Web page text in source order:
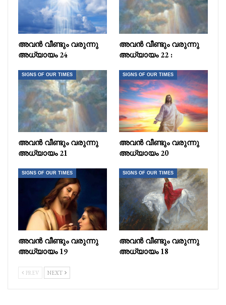
അവൻ വീണ്ടും വരുന്നു
അധ്യായം 24
അവൻ വീണ്ടും വരുന്നു
അധ്യായം 22 :
SIGNS OF OUR TIMES
അവൻ വീണ്ടും വരുന്നു
അധ്യായം 21
SIGNS OF OUR TIMES
അവൻ വീണ്ടും വരുന്നു
അധ്യായം 20
SIGNS OF OUR TIMES
അവൻ വീണ്ടും വരുന്നു
അധ്യായം 19
SIGNS OF OUR TIMES
അവൻ വീണ്ടും വരുന്നു
അധ്യായം 18
PREV NEXT